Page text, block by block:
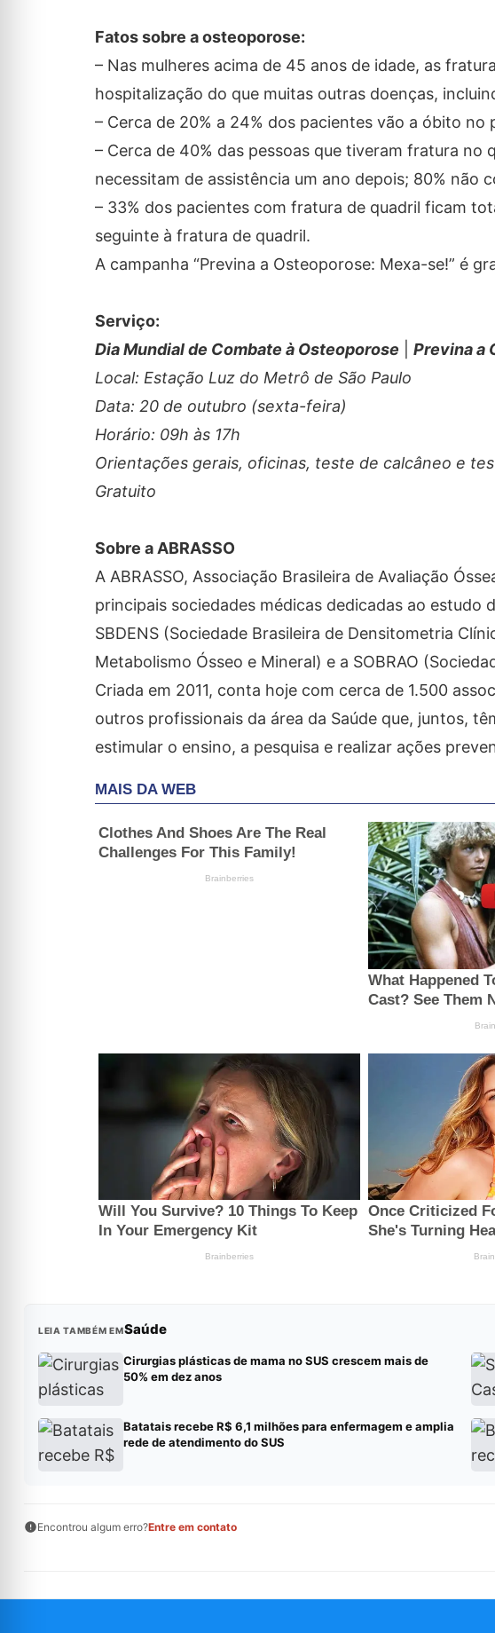
Fatos sobre a osteoporose:
– Nas mulheres acima de 45 anos de idade, as
hospitalização do que muitas outras doenças,
– Cerca de 20% a 24% dos pacientes vão a óbito
– Cerca de 40% das pessoas que tiveram fratura no
necessitam de assistência um ano depois; 80% não
– 33% dos pacientes com fratura de quadril ficam
seguinte à fratura de quadril.
A campanha “Previna a Osteoporose: Mexa-se!” é
Serviço:
Dia Mundial de Combate à Osteoporose
Previna a
Local: Estação Luz do Metrô de São Paulo
Data: 20 de outubro (sexta-feira)
Horário: 09h às 17h
Orientações gerais, oficinas, teste de calcâneo e
Gratuito
Sobre a ABRASSO
A ABRASSO, Associação Brasileira de Avaliação
principais sociedades médicas dedicadas ao
SBDENS (Sociedade Brasileira de Densitometria
Metabolismo Ósseo e Mineral) e a SOBRAO
Criada em 2011, conta hoje com cerca de 1.500
outros profissionais da área da Saúde que, juntos,
estimular o ensino, a pesquisa e realizar ações
LEIA TAMBÉM EMSaúde
Cirurgias plásticas de mama no SUS crescem mais de
50% em dez anos
Batatais recebe R$ 6,1 milhões para enfermagem e amplia
rede de atendimento do SUS
Encontrou algum erro?Entre em contato